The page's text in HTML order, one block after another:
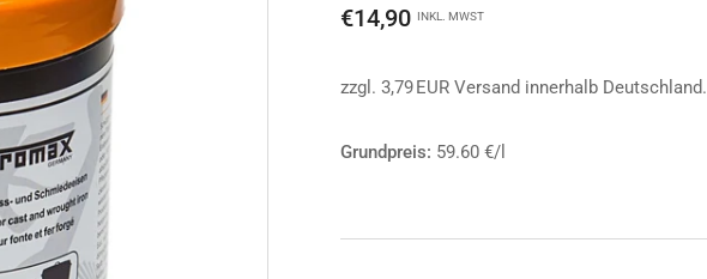
Normaler
€14,90 INKL. MWST
zzgl. 3,79 EUR Versand innerhalb Deutschland.
Grundpreis: 59.60 €/l